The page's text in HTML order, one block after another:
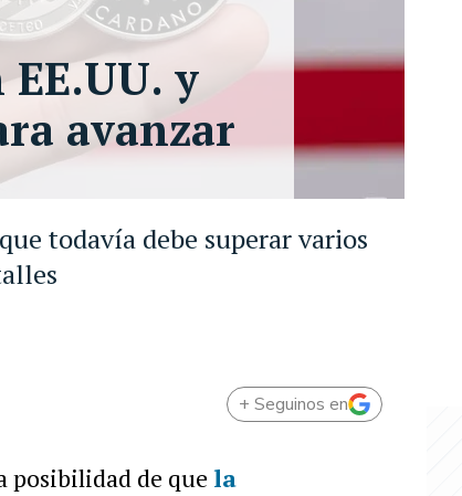
todavía debe superar varios
y
avanzar
+ Seguinos en
posibilidad de que la